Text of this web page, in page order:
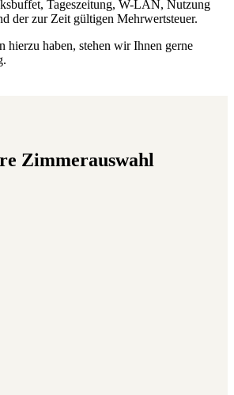
Tageszeitung, W-LAN, Nutzung
der zur Zeit gültigen Mehrwertsteuer.
hierzu haben, stehen wir Ihnen gerne
Zimmerauswahl